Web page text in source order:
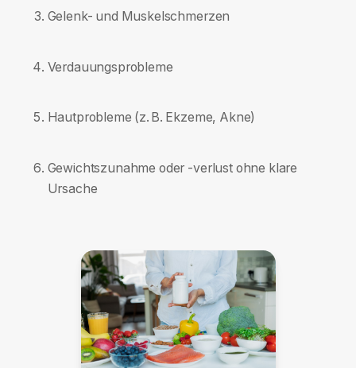
Gelenk- und Muskelschmerzen
Verdauungsprobleme
Hautprobleme (z. B. Ekzeme, Akne)
Gewichtszunahme oder -verlust ohne klare
Ursache